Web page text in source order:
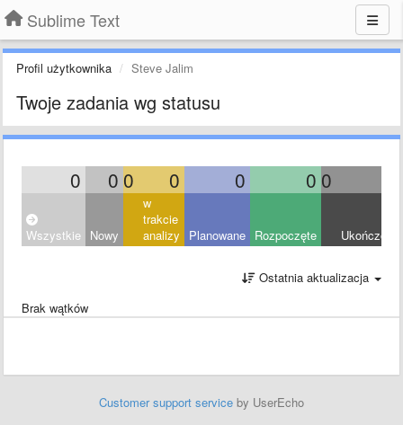
Sublime Text
Profil użytkownika Steve Jalim
Twoje zadania wg statusu
0 0 0 0 0 0 0
Wszystkie Nowy
w
trakcie
analizy
Planowane Rozpoczęte Ukończony
Ostatnia aktualizacja
Brak wątków
Customer support service by UserEcho